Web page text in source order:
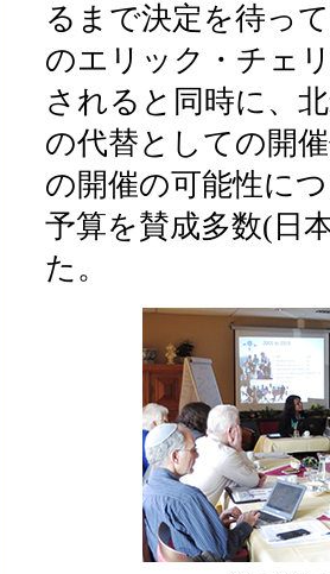
るまで決定を待っ
のエリック・チェ
されると同時に、
の代替としての開
の開催の可能性に
予算を賛成多数(日
た。